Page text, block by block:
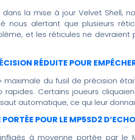
la mise à jour Velvet Shell,
nous alertant que plusieurs
et les réticules ne devraient
RÉDUITE POUR
maximale du fusil de précision
Certains joueurs
automatique, ce qui leur
POUR LE MP5SD2
à moyenne portée par le